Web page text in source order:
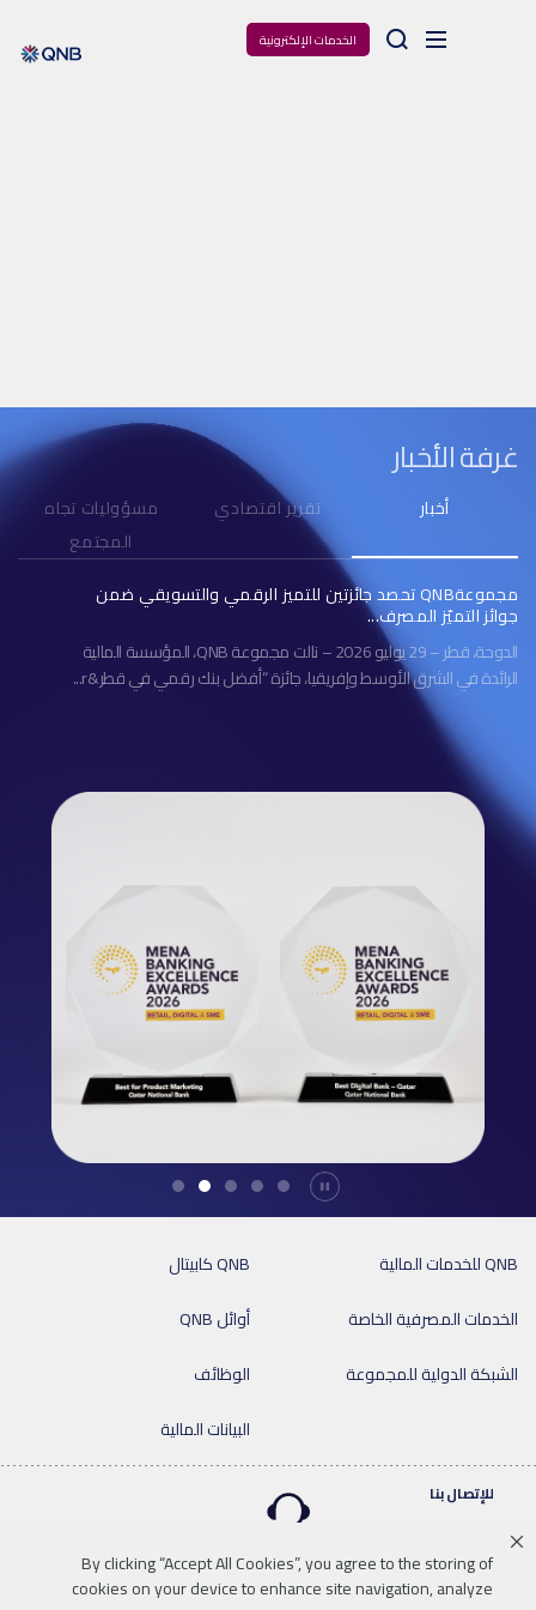
By clicking “Accept All Cookies”, you agree to the storing of
cookies on your device to enhance site navigation, analyze
الخدمات الإلكترونية Arama
غرفة الأخبار
مسؤوليات تجاه
المجتمع
تقرير اقتصادي أخبار
مجموعةQNB تحصد جائزتين للتميز الرقمي والتسويقي ضمن
جوائز التميّز المصرف...
الدوحة، قطر – 29 يوليو 2026 – نالت مجموعة QNB، المؤسسة المالية
الرائدة في الشرق الأوسط وإفريقيا، جائزة “أفضل بنك رقمي في قطر&r...
Durdur
QNB كابيتال
QNB للخدمات المالية
أوائل QNB
الخدمات المصرفية الخاصة
الوظائف
الشبكة الدولية للمجموعة
البيانات المالية
للإتصال بنا